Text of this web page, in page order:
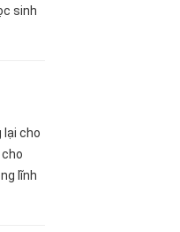
sinh
lại cho
lĩnh